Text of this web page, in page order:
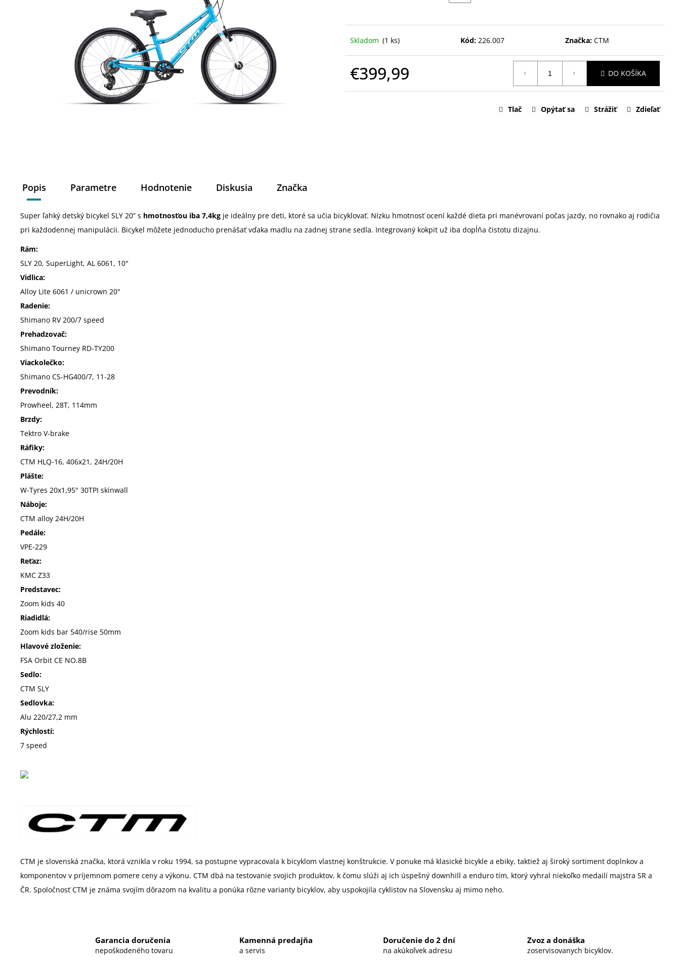
Skladom (1 ks) Kód: 226.007 Značka: CTM
€399,99 DO KOŠÍKA
Tlač Opýtať sa Strážiť Zdieľať
Popis Parametre Hodnotenie Diskusia Značka
Super ľahký detský bicykel SLY 20” s hmotnosťou iba 7,4kg je ideálny pre deti, ktoré sa učia bicyklovať. Nízku hmotnosť ocení každé dieťa pri manévrovaní počas jazdy, no rovnako aj rodičia
pri každodennej manipulácii. Bicykel môžete jednoducho prenášať vďaka madlu na zadnej strane sedla. Integrovaný kokpit už iba dopĺňa čistotu dizajnu.
Rám:
SLY 20, SuperLight, AL 6061, 10"
Vidlica:
Alloy Lite 6061 / unicrown 20"
Radenie:
Shimano RV 200/7 speed
Prehadzovač:
Shimano Tourney RD-TY200
Viackolečko:
Shimano CS-HG400/7, 11-28
Prevodník:
Prowheel, 28T, 114mm
Brzdy:
Tektro V-brake
Ráfiky:
CTM HLQ-16, 406x21, 24H/20H
Plášte:
W-Tyres 20x1,95" 30TPI skinwall
Náboje:
CTM alloy 24H/20H
Pedále:
VPE-229
Reťaz:
KMC Z33
Predstavec:
Zoom kids 40
Riadidlá:
Zoom kids bar 540/rise 50mm
Hlavové zloženie:
FSA Orbit CE NO.8B
Sedlo:
CTM SLY
Sedlovka:
Alu 220/27,2 mm
Rýchlostí:
7 speed
CTM je slovenská značka, ktorá vznikla v roku 1994, sa postupne vypracovala k bicyklom vlastnej konštrukcie. V ponuke má klasické bicykle a ebiky, taktiež aj široký sortiment doplnkov a
komponentov v príjemnom pomere ceny a výkonu. CTM dbá na testovanie svojich produktov, k čomu slúži aj ich úspešný downhill a enduro tím, ktorý vyhral niekoľko medailí majstra SR a
ČR. Spoločnosť CTM je známa svojím dôrazom na kvalitu a ponúka rôzne varianty bicyklov, aby uspokojila cyklistov na Slovensku aj mimo neho.
Garancia doručenia
nepoškodeného tovaru
Kamenná predajňa
a servis
Doručenie do 2 dní
na akúkoľvek adresu
Zvoz a donáška
zoservisovanych bicyklov.